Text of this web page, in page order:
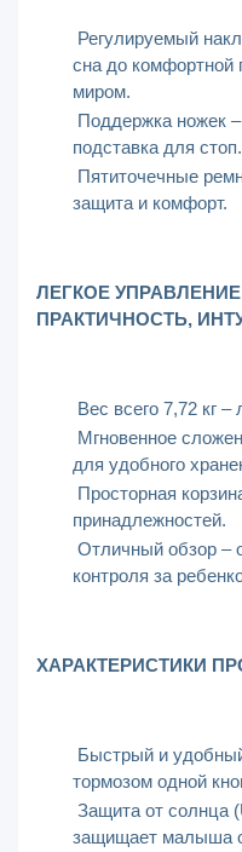
Регулируемый
сна до комфортной
миром.
Поддержка ножек
подставка для стоп.
Пятиточечные
защита и комфорт.
ЛЕГКОЕ
ПРАКТИЧНОСТЬ,
Вес всего 7,72 кг –
Мгновенное
для удобного
Просторная
принадлежностей.
Отличный обзор –
контроля за
ХАРАКТЕРИСТИКИ
Быстрый и
тормозом одной
Защита от солнца
защищает малыша